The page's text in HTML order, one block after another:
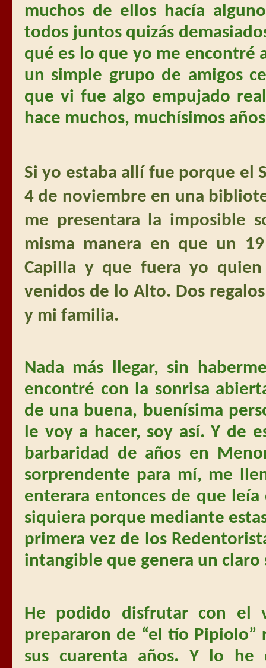
muchos de ellos hacía
todos juntos quizás
qué es lo que yo me encontré
un simple grupo de amigos
que vi fue algo empujado
hace muchos, muchísimos
Si yo estaba allí fue porque el
4 de noviembre en una
me presentara la imposible
misma manera en que un
Capilla y que fuera yo quien
venidos de lo Alto. Dos
y mi familia.
Nada más llegar, sin
encontré con la sonrisa
de una buena, buenísima
le voy a hacer, soy así. Y de
barbaridad de años en
sorprendente para mí, me
enterara entonces de que
siquiera porque mediante
primera vez de los
intangible que genera un
He podido disfrutar con el
prepararon de “el tío
sus cuarenta años. Y lo